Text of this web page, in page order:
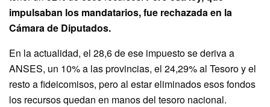
impulsaban los mandatarios, fue rechazada en la
Cámara de Diputados.
En la actualidad, el 28,6 de ese impuesto se deriva a
ANSES, un 10% a las provincias, el 24,29% al Tesoro y el
resto a fideicomisos, pero al estar eliminados esos fondos
los recursos quedan en manos del tesoro nacional.